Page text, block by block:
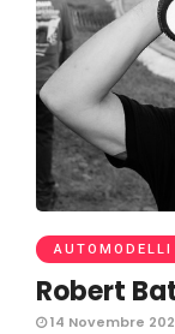
AUTOMODELLI
Robert
14 Novembre